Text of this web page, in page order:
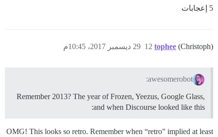
5 إعجابات
tophee (Christoph) 29 ديسمبر 2017، 10:45م 12
awesomerobot:
Remember 2013? The year of Frozen, Yeezus, Google Glass,
and when Discourse looked like this:
OMG! This looks so retro. Remember when “retro” implied at least